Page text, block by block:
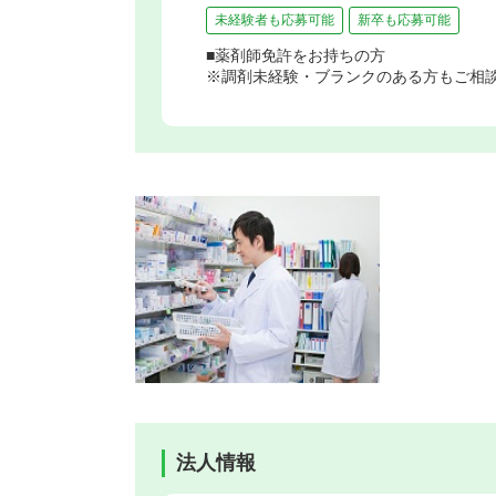
未経験者も応募可能 新卒も応募可能
■薬剤師免許をお持ちの方
※調剤未経験・ブランクのある方もご相
法人情報